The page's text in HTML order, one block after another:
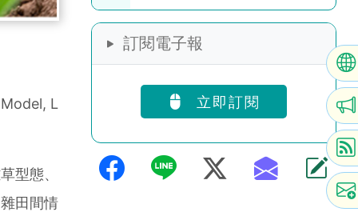
L
型態、
田間情
園推醜芭樂茶包
訂閱電子報
立即訂閱